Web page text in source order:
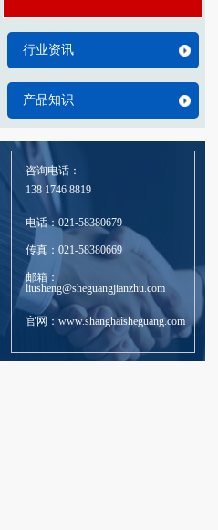
行业资讯
产品知识
咨询电话：
138 1746 8819
电话：021-58380679
传真：021-58380669
邮箱：
liusheng@sheguangjianzhu.com
官网：www.shanghaisheguang.com